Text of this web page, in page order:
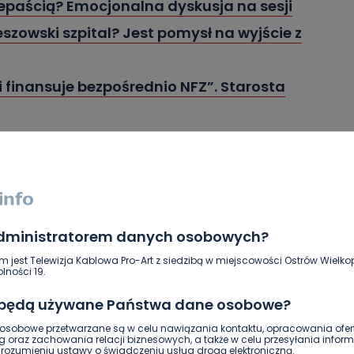
danych osobowych?
jest Telewizja Kablowa Pro-Art z siedzibą w miejscowości Ostrów
19.
używane Państwa dane osobowe?
przetwarzane są w celu nawiązania kontaktu, opracowania
oraz zachowania relacji biznesowych, a także w celu przesyłania
ustawy o świadczeniu usług drogą elektroniczną.
Emocjonalna dyskusja na sesji
szpital? Jest pomysł na wyjście z
bezpośrednio NFZ”. Starosta
Trwa omawianie kierunków
wybranie jednego z czterech
nie został wdrożony ani jeden, a w grę
wcześniej nie było mowy. Zbigniew
Centrum Zdrowia poinformował, że
do uruchomienia opieki senioralnej.
to zróbmy od razu